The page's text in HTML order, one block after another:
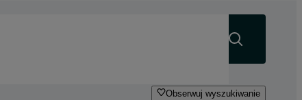
Obserwuj wyszukiwanie